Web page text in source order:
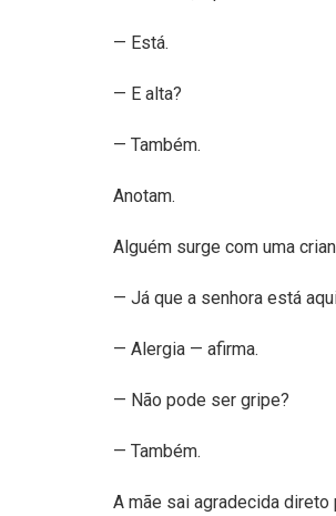
— Está.
— E alta?
— Também.
Anotam.
Alguém surge com uma
— Já que a senhora está
— Alergia — afirma.
— Não pode ser gripe?
— Também.
A mãe sai agradecida direto